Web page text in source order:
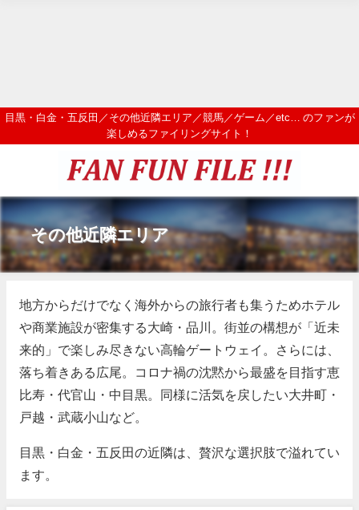
目黒・白金・五反田／その他近隣エリア／競馬／ゲーム／etc… のファンが
楽しめるファイリングサイト！
その他近隣エリア
地方からだけでなく海外からの旅行者も集うためホテル
や商業施設が密集する大崎・品川。街並の構想が「近未
来的」で楽しみ尽きない高輪ゲートウェイ。さらには、
落ち着きある広尾。コロナ禍の沈黙から最盛を目指す恵
比寿・代官山・中目黒。同様に活気を戻したい大井町・
戸越・武蔵小山など。
目黒・白金・五反田の近隣は、贅沢な選択肢で溢れてい
ます。